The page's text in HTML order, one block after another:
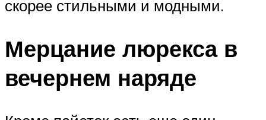
скорее стильными и модными.
Мерцание люрекса в
вечернем наряде